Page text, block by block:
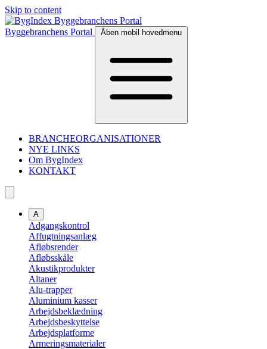
Skip to content
Byggebranchens Portal Åben mobil hovedmenu
BRANCHEORGANISATIONER
NYE LINKS
Om BygIndex
KONTAKT
A
Adgangskontrol
Affugtningsanlæg
Afløbsrender
Afløbsskåle
Akustikprodukter
Altaner
Alu-trapper
Aluminium kasser
Arbejdsbeklædning
Arbejdsbeskyttelse
Arbejdsplatforme
Armeringsmaterialer